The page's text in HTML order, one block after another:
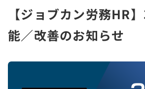
【ジョブカン労務HR
能／改善のお知らせ